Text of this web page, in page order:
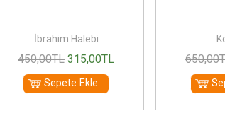
İbrahim Halebi
450,00TL 315,00TL
Sepete Ekle
650,00